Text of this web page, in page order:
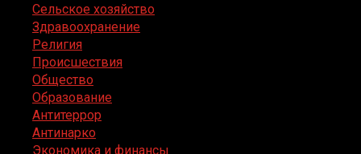
Сельское хозяйство
Здравоохранение
Религия
Происшествия
Общество
Образование
Антитеррор
Антинарко
Экономика и финансы